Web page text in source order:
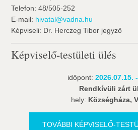
Telefon: 48/505-252
E-mail: hivatal@vadna.hu
Képviseli: Dr. Herczeg Tibor jegyző
Képviselő-testületi ülés
időpont: 2026.07.15.
Rendkívüli zárt
hely: Községháza,
TOVÁBBI KÉPVISELŐ-